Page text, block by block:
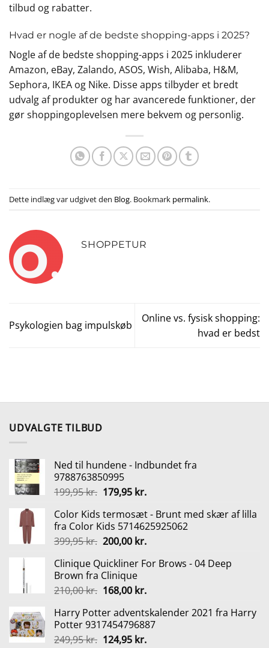
tilbud og rabatter.
Hvad er nogle af de bedste shopping-apps i 2025?
Nogle af de bedste shopping-apps i 2025 inkluderer
Amazon, eBay, Zalando, ASOS, Wish, Alibaba, H&M,
Sephora, IKEA og Nike. Disse apps tilbyder et bredt
udvalg af produkter og har avancerede funktioner, der
gør shoppingoplevelsen mere bekvem og personlig.
Dette indlæg var udgivet den Blog. Bookmark permalink.
SHOPPETUR
Psykologien bag impulskøb
Online vs. fysisk shopping:
hvad er bedst
UDVALGTE TILBUD
Ned til hundene - Indbundet fra
9788763850995
199,95kr. Den
pris
var:
199,95 kr..
179,95 kr.Den
pris
er:
179,95 kr..
Color Kids termosæt - Brunt med skær af lilla
fra Color Kids 5714625925062
399,95kr. Den
pris
var:
399,95 kr..
200,00 kr.Den
pris
200,00 kr..
Clinique Quickliner For Brows - 04 Deep
Brown fra Clinique
210,00kr. Den
pris
var:
210,00 kr..
168,00 kr.Den
pris
er:
168,00 kr..
Harry Potter adventskalender 2021 fra Harry
Potter 9317454796887
249,95kr. Den
124,95 kr.Den